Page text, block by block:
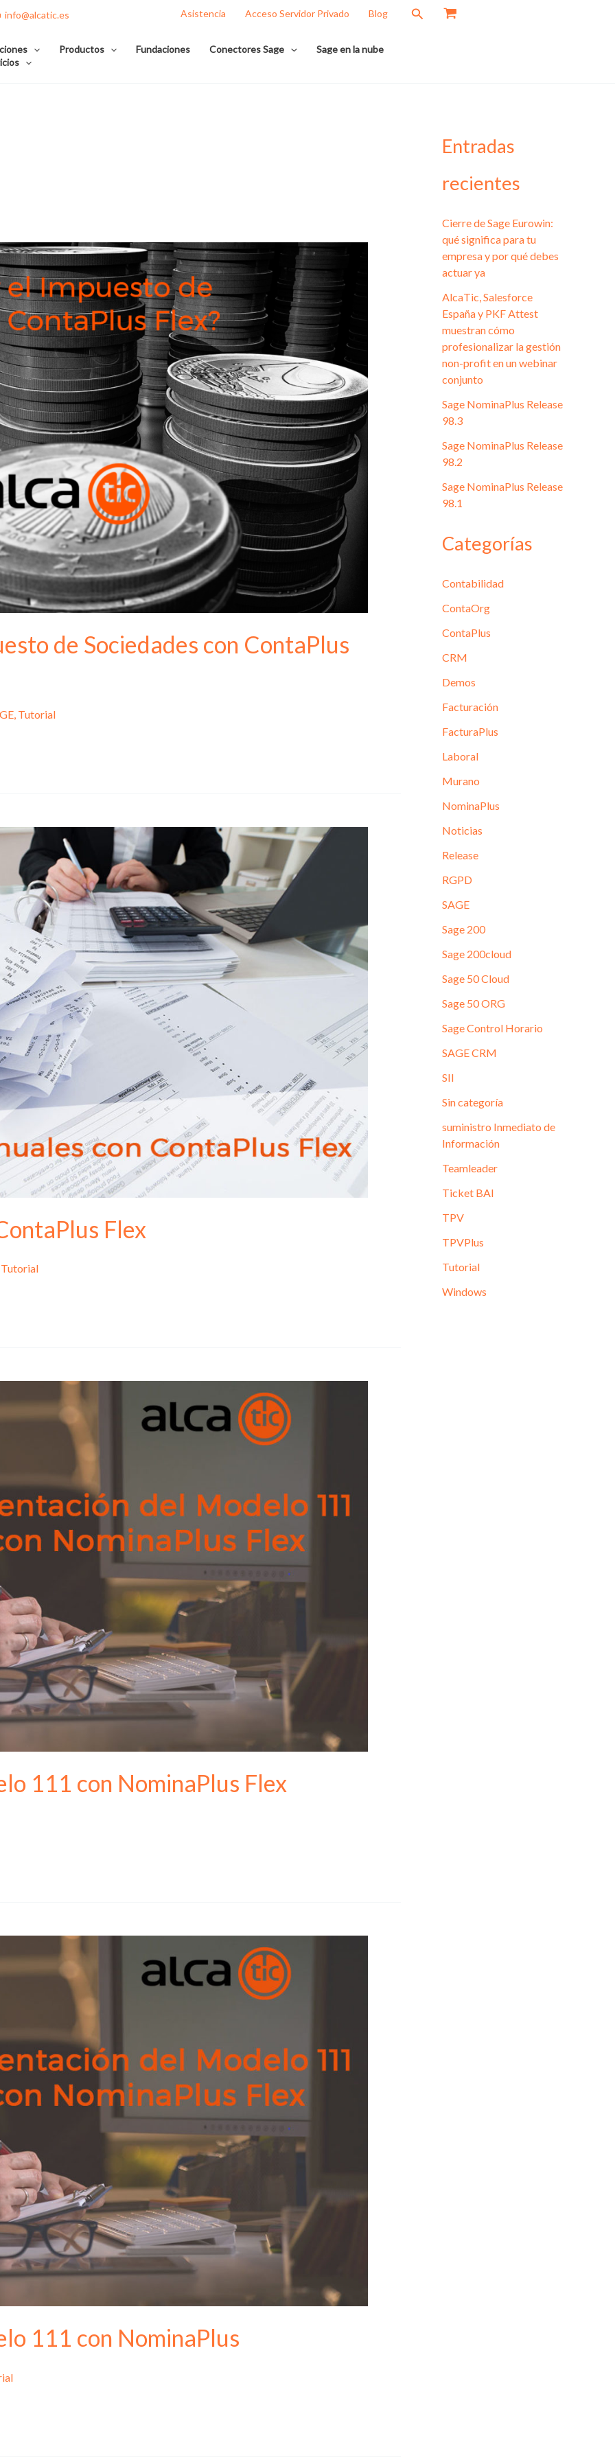
info@alcatic.es Asistencia Acceso Servidor Privado Blog Buscar
Productos Fundaciones Conectores Sage
Sage en la nube
de Sociedades con ContaPlus
Tutorial
Flex
Tutorial
111 con NominaPlus Flex
111 con NominaPlus
Entradas
recientes
Cierre de Sage Eurowin:
qué significa para tu
empresa y por qué debes
actuar ya
AlcaTic, Salesforce
España y PKF Attest
muestran cómo
profesionalizar la gestión
non-profit en un webinar
conjunto
Sage NominaPlus Release
98.3
Sage NominaPlus Release
98.2
Sage NominaPlus Release
98.1
Categorías
Contabilidad
ContaOrg
ContaPlus
CRM
Demos
Facturación
FacturaPlus
Laboral
Murano
NominaPlus
Noticias
Release
RGPD
SAGE
Sage 200
Sage 200cloud
Sage 50 Cloud
Sage 50 ORG
Sage Control Horario
SAGE CRM
SII
Sin categoría
suministro Inmediato de
Información
Teamleader
Ticket BAI
TPV
TPVPlus
Tutorial
Windows